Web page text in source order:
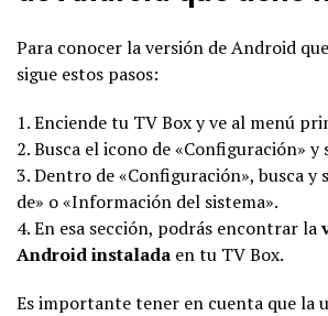
Para conocer la versión de Android
sigue estos pasos:
1. Enciende tu TV Box y ve al menú
2. Busca el icono de «Configuración» y
3. Dentro de «Configuración», busca y
de» o «Información del sistema».
4. En esa sección, podrás encontrar la
Android instalada en tu TV Box.
Es importante tener en cuenta que la